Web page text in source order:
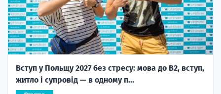
Вступ у Польщу 2027 без стресу: мова до B2, вступ,
житло і супровід — в одному п...